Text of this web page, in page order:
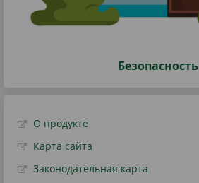
Безопасность
О продукте
Карта сайта
Законодательная карта